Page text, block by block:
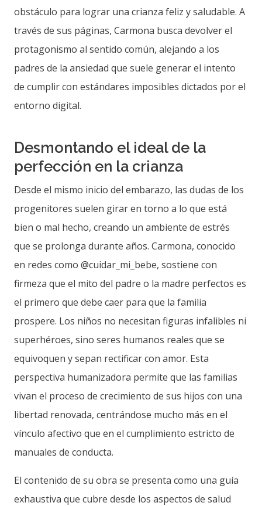
obstáculo para lograr una crianza feliz y saludable. A
través de sus páginas, Carmona busca devolver el
protagonismo al sentido común, alejando a los
padres de la ansiedad que suele generar el intento
de cumplir con estándares imposibles dictados por el
entorno digital.
Desmontando el ideal de la
perfección en la crianza
Desde el mismo inicio del embarazo, las dudas de los
progenitores suelen girar en torno a lo que está
bien o mal hecho, creando un ambiente de estrés
que se prolonga durante años. Carmona, conocido
en redes como @cuidar_mi_bebe, sostiene con
firmeza que el mito del padre o la madre perfectos es
el primero que debe caer para que la familia
prospere. Los niños no necesitan figuras infalibles ni
superhéroes, sino seres humanos reales que se
equivoquen y sepan rectificar con amor. Esta
perspectiva humanizadora permite que las familias
vivan el proceso de crecimiento de sus hijos con una
libertad renovada, centrándose mucho más en el
vínculo afectivo que en el cumplimiento estricto de
manuales de conducta.
El contenido de su obra se presenta como una guía
exhaustiva que cubre desde los aspectos de salud